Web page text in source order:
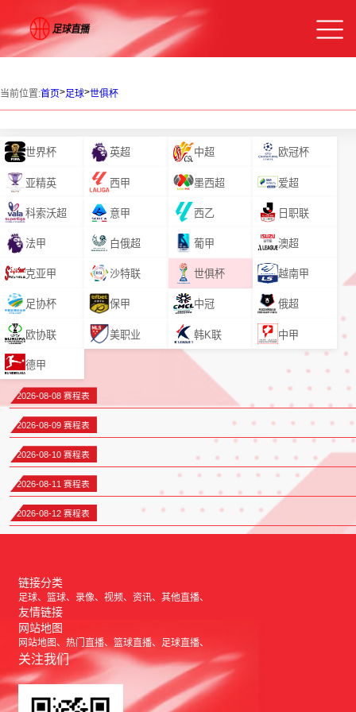
当前位置:首页>足球>世俱杯
世界杯 英超 中超 欧冠杯
亚精英 西甲 墨西超 爱超
科索沃超 意甲 西乙 日职联
法甲 白俄超 葡甲 澳超
克亚甲 沙特联 世俱杯 越南甲
足协杯 保甲 中冠 俄超
欧协联 美职业 韩K联 中甲
德甲
2026-08-08 赛程表
2026-08-09 赛程表
2026-08-10 赛程表
2026-08-11 赛程表
2026-08-12 赛程表
链接分类
足球 篮球 录像 视频 资讯 其他直播
友情链接
网站地图
网站地图 热门直播 篮球直播 足球直播
关注我们